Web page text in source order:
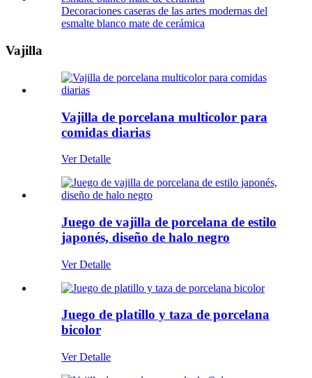
Decoraciones caseras de las artes modernas del
esmalte blanco mate de cerámica
Vajilla
Vajilla de porcelana multicolor para
comidas diarias
Ver Detalle
Juego de vajilla de porcelana de estilo
japonés, diseño de halo negro
Ver Detalle
Juego de platillo y taza de porcelana
bicolor
Ver Detalle